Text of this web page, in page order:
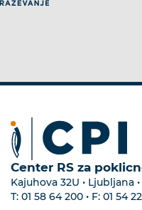
Center RS za
Kajuhova 32U • Ljubljana
T: 01 58 64 200 • F: 01 54